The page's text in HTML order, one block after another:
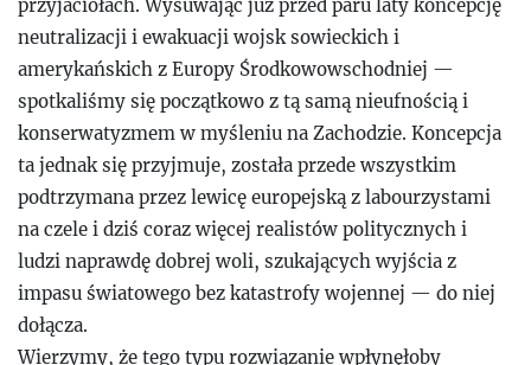
przyjaciołach. Wysuwając już przed paru laty koncepcję
neutralizacji i ewakuacji wojsk sowieckich i
amerykańskich z Europy Środkowowschodniej —
spotkaliśmy się początkowo z tą samą nieufnością i
konserwatyzmem w myśleniu na Zachodzie. Koncepcja
ta jednak się przyjmuje, została przede wszystkim
podtrzymana przez lewicę europejską z labourzystami
na czele i dziś coraz więcej realistów politycznych i
ludzi naprawdę dobrej woli, szukających wyjścia z
impasu światowego bez katastrofy wojennej — do niej
dołącza.
Wierzymy, że tego typu rozwiązanie wpłynęłoby